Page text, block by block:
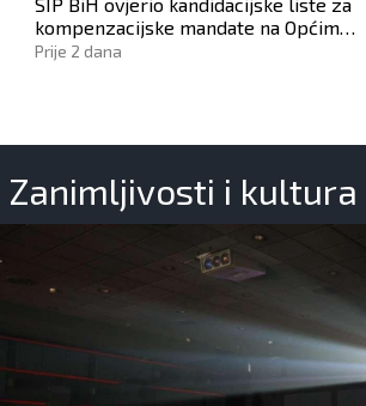
kompenzacijske mandate na Općim
izborima 2026
Prije 2 dana
Zanimljivosti i kultura